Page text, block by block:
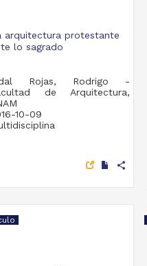
arquitectura protestante
lo sagrado
Rojas, Rodrigo -
de Arquitectura,
10-09
share